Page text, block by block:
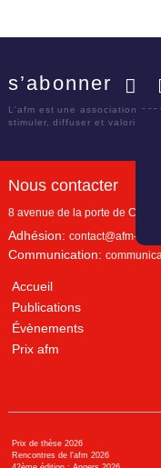
s’abonner
L'afm est une association
stimuler, diffuser et valoriser
Nous contacter
8 avenue de la porte de
Adhésion: contact@afm-
Communication:
Accueil
Publications
Évènements
Prix afm
Prix de thèse 2026
Rencontres de l'afm 2026